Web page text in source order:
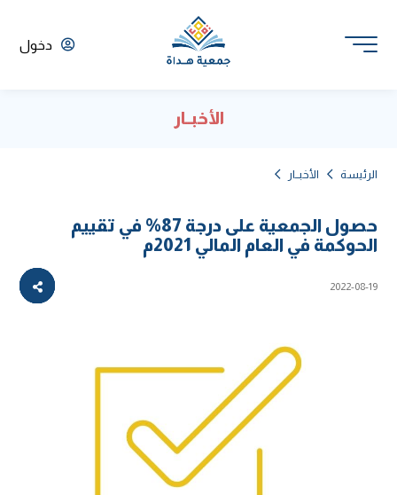
دخول
الأخبــار
الرئيسة الأخبــار
حصول الجمعية على درجة 87% في تقييم
الحوكمة في العام المالي 2021م
2022-08-19